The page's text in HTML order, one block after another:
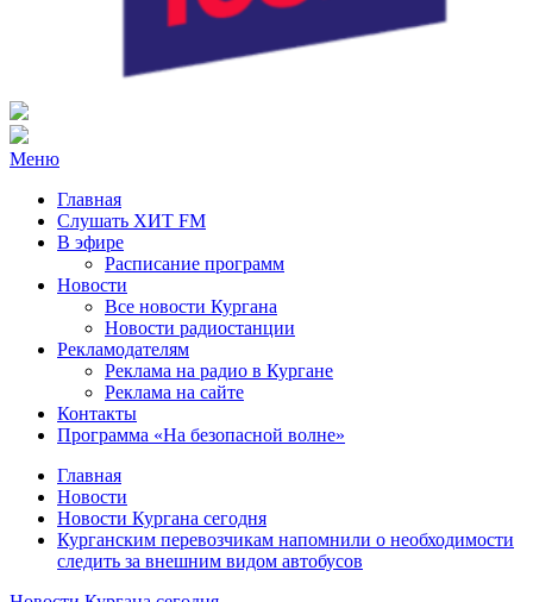
Радио ХИТ FM Курган
103.2 FM
Меню
Главная
Слушать ХИТ FM
В эфире
Расписание программ
Новости
Все новости Кургана
Новости радиостанции
Рекламодателям
Реклама на радио в Кургане
Реклама на сайте
Контакты
Программа «На безопасной волне»
Главная
Новости
Новости Кургана сегодня
Курганским перевозчикам напомнили о необходимости
следить за внешним видом автобусов